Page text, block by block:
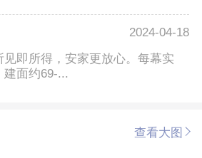
2024-04-18
即所得，安家更放心。每幕实
面约69-...
查看大图